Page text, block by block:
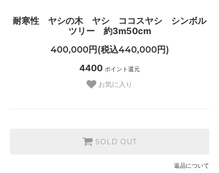
耐寒性 ヤシの木 ヤシ ココスヤシ シンボル
ツリー 約3m50cm
400,000円(税込440,000円)
4400 ポイント還元
お気に入り
SOLD OUT
返品について